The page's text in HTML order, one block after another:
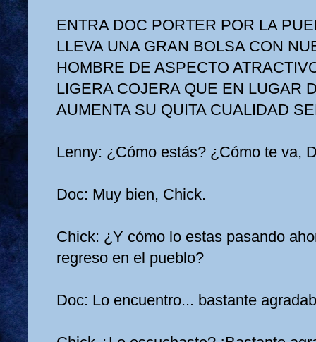
ENTRA DOC PORTER POR LA
LLEVA UNA GRAN BOLSA CON
HOMBRE DE ASPECTO
LIGERA COJERA QUE EN LUGAR
AUMENTA SU QUITA CUALIDAD
Lenny: ¿Cómo estás? ¿Cómo te va,
Doc: Muy bien, Chick.
Chick: ¿Y cómo lo estas pasando
regreso en el pueblo?
Doc: Lo encuentro... bastante